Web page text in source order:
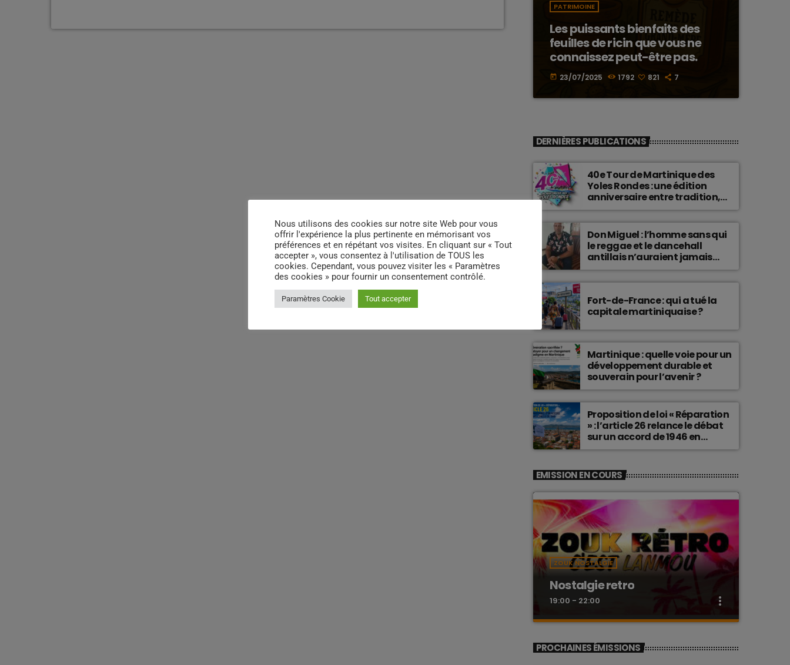
PATRIMOINE
Les puissants bienfaits des
feuilles de ricin que vous ne
connaissez peut-être pas.
today 23/07/2025 1792 821 7
DERNIÈRES PUBLICATIONS
40e Tour de Martinique des
Yoles Rondes : une édition
anniversaire entre tradition,
passion et fierté
martiniquaise.
Don Miguel : l’homme sans qui
le reggae et le dancehall
antillais n’auraient jamais
connu une telle histoire.
Fort-de-France : qui a tué la
capitale martiniquaise ?
Martinique : quelle voie pour un
développement durable et
souverain pour l’avenir ?
Proposition de loi « Réparation
» : l’article 26 relance le débat
sur un accord de 1946 en
Martinique
EMISSION EN COURS
ZOUK NOSTALGIE
Nostalgie retro
19:00 - 22:00 more_vert
Nostalgie retro
PROCHAINES ÉMISSIONS
Nous utilisons des cookies sur notre site Web pour vous
offrir l'expérience la plus pertinente en mémorisant vos
préférences et en répétant vos visites. En cliquant sur « Tout
accepter », vous consentez à l'utilisation de TOUS les
cookies. Cependant, vous pouvez visiter les « Paramètres
des cookies » pour fournir un consentement contrôlé.
Paramètres Cookie Tout accepter